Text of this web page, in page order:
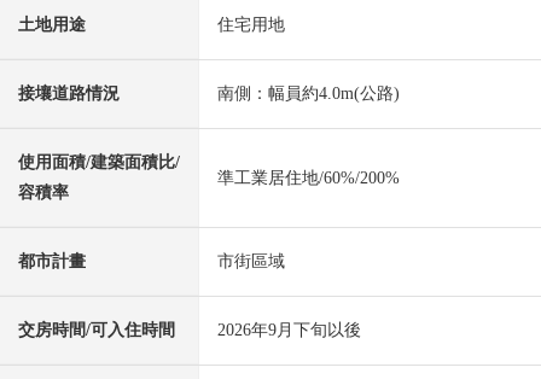
土地用途 住宅用地
接壤道路情況 南側：幅員約4.0m(公路)
使用面積/建築面積比/
容積率
準工業居住地/60%/200%
都市計畫 市街區域
交房時間/可入住時間 2026年9月下旬以後